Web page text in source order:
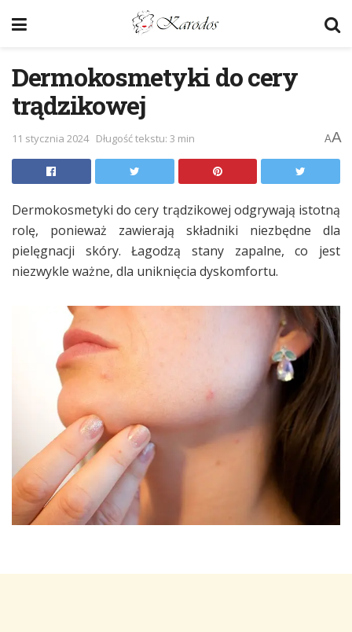
Dermokosmetyki do cery
trądzikowej
11 stycznia 2024 Długość tekstu: 3 min AA
Dermokosmetyki do cery trądzikowej odgrywają istotną
rolę, ponieważ zawierają składniki niezbędne dla
pielęgnacji skóry. Łagodzą stany zapalne, co jest
niezwykle ważne, dla uniknięcia dyskomfortu.